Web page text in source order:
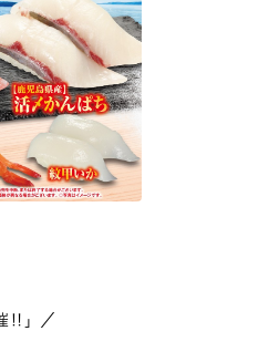
‼」／